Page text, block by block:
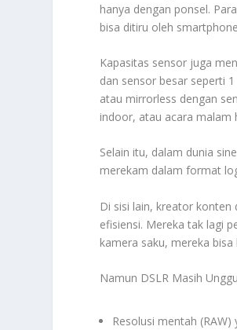
hanya dengan ponsel.
bisa ditiru oleh
Kapasitas sensor juga
dan sensor besar seperti
atau mirrorless dengan
indoor, atau acara malam
Selain itu, dalam dunia
merekam dalam format
Di sisi lain, kreator
efisiensi. Mereka tak lagi
kamera saku, mereka
Namun DSLR Masih
Resolusi mentah